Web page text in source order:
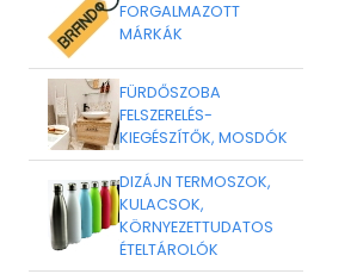
FORGALMAZOTT
MÁRKÁK
FÜRDŐSZOBA
FELSZERELÉS-
KIEGÉSZÍTŐK, MOSDÓK
DIZÁJN TERMOSZOK,
KULACSOK,
KÖRNYEZETTUDATOS
ÉTELTÁROLÓK